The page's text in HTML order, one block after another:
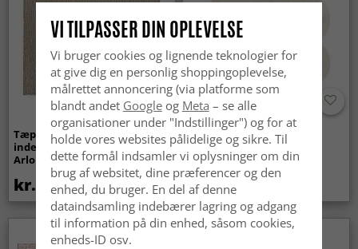
Tæpper til
indendørs/udendørs brug -
Arlo (beige)
kr.439
Bølget ryatæppe - Aranga
Super Soft Fur (beige)
kr.369
VI TILPASSER DIN OPLEVELSE
Vi bruger cookies og lignende teknologier for
at give dig en personlig shoppingoplevelse,
målrettet annoncering (via platforme som
blandt andet Googleog Meta – se alle
organisationer under "Indstillinger") og for at
holde vores websites pålidelige og sikre. Til
dette formål indsamler vi oplysninger om din
brug af websitet, dine præferencer og den
enhed, du bruger. En del af denne
dataindsamling indebærer lagring og adgang
til information på din enhed, såsom cookies,
enheds-ID osv.